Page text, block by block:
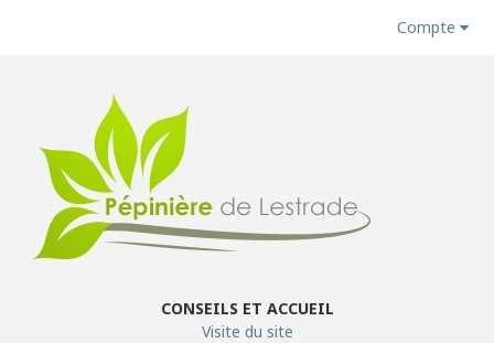
Compte
CONSEILS ET ACCUEIL
Visite du site